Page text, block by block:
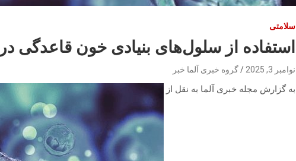
سلامتی
استفاده از سلول‌های بنیادی خون قاعدگی در
نوامبر 3, 2025 گروه خبری آلما خبر
به گزارش مجله خبری آلما به نقل از